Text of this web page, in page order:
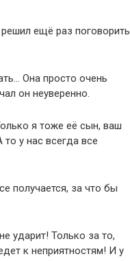
ещё раз поговорить
Она просто очень
он неуверенно.
я тоже её сын, ваш
у нас всегда все
получается, за что бы
ударит! Только за то,
к неприятностям! И у